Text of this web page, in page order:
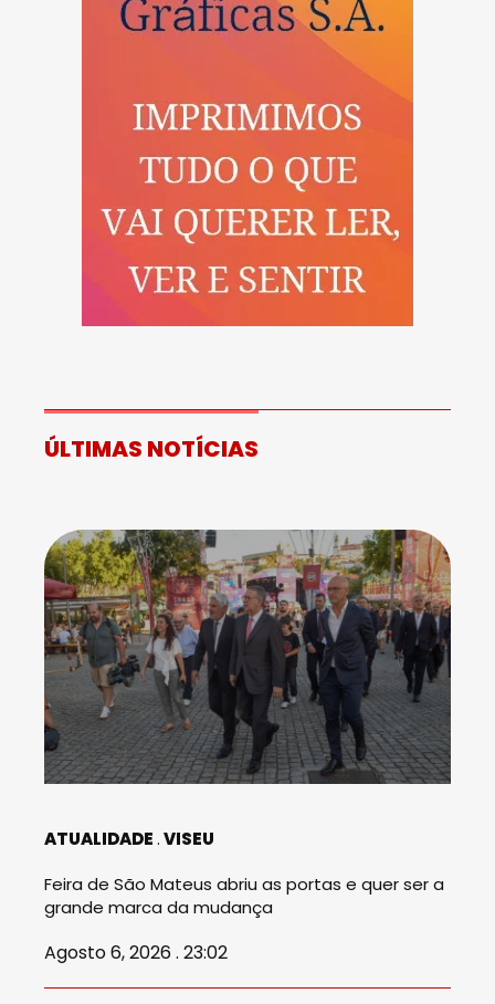
ÚLTIMAS NOTÍCIAS
ATUALIDADE VISEU
Feira de São Mateus abriu as portas e quer ser a
grande marca da mudança
Agosto 6, 2026 . 23:02